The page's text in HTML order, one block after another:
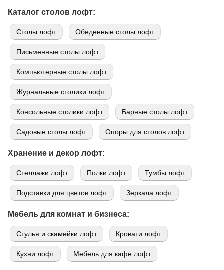
Каталог столов лофт:
Cтолы лофт Обеденные столы лофт
Письменные столы лофт
Компьютерные столы лофт
Журнальные столики лофт
Консольные столики лофт Барные столы лофт
Садовые столы лофт Опоры для столов лофт
Хранение и декор лофт:
Стеллажи лофт Полки лофт Тумбы лофт
Подставки для цветов лофт Зеркала лофт
Мебель для комнат и бизнеса:
Стулья и скамейки лофт Кровати лофт
Кухни лофт Мебель для кафе лофт